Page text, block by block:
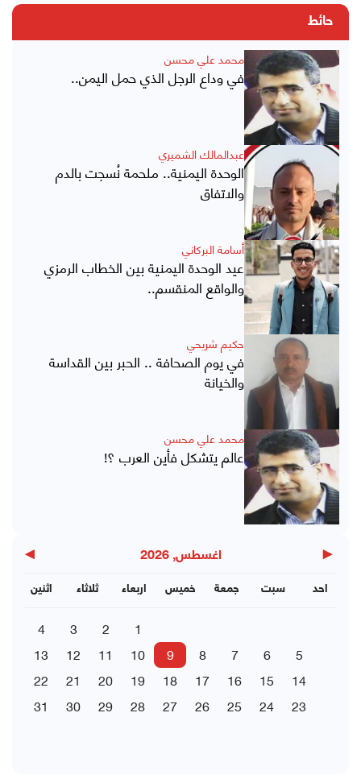
حائط
محمد علي محسن
في وداع الرجل الذي حمل اليمن..
عبدالمالك الشميري
الوحدة اليمنية.. ملحمة نُسجت بالدم
والاتفاق
أسامة البركاني
عيد الوحدة اليمنية بين الخطاب الرمزي
والواقع المنقسم..
حكيم شريحي
في يوم الصحافة .. الحبر بين القداسة
والخيانة
محمد علي محسن
عالم يتشكل فأين العرب ؟!
◀ اغسطس, 2026 ▶
اثنين ثلاثاء اربعاء خميس جمعة سبت احد
1
2
3
4
5
6
7
8
9
10
11
12
13
14
15
16
17
18
19
20
21
22
23
24
25
26
27
28
29
30
31